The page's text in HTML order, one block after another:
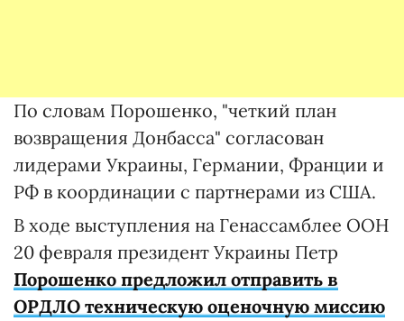
По словам Порошенко, "четкий план
возвращения Донбасса" согласован
лидерами Украины, Германии, Франции и
РФ в координации с партнерами из США.
В ходе выступления на Генассамблее ООН
20 февраля президент Украины Петр
Порошенко предложил отправить в
ОРДЛО техническую оценочную миссию